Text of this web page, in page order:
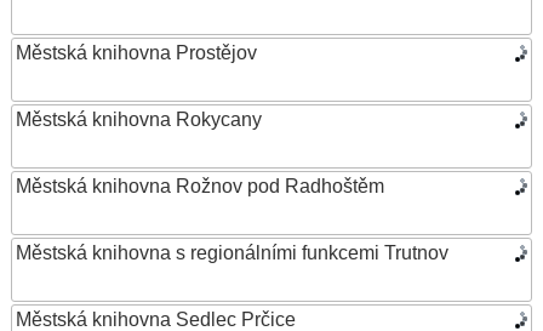
Městská knihovna Prostějov
Městská knihovna Rokycany
Městská knihovna Rožnov pod Radhoštěm
Městská knihovna s regionálními funkcemi Trutnov
Městská knihovna Sedlec Prčice